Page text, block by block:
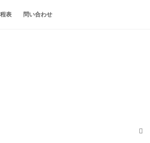
表 問い合わせ